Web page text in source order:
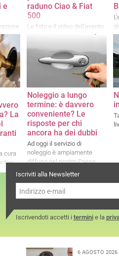
e
il
raduno Ciao & Fiat
500
Le foto e il video dell'evento
La
cura
Noleggio a lungo
termine: è davvero
conveniente? Le
risposte per chi
ancora ha dei dubbi
Ad oggi il servizio di
noleggio è ampiamente
diffuso nel nostro Paese,
non solo tra le aziende
Iscriviti alla Newsletter
Iscrivendoti accetti i terminie la
6 AGOSTO 2026